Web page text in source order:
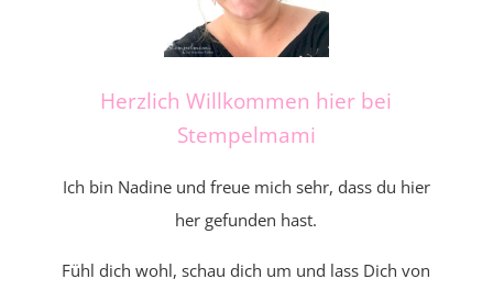
Herzlich Willkommen hier bei
Stempelmami
Ich bin Nadine und freue mich sehr, dass du hier
her gefunden hast.
Fühl dich wohl, schau dich um und lass Dich von